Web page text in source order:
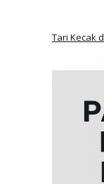
Tari Kecak